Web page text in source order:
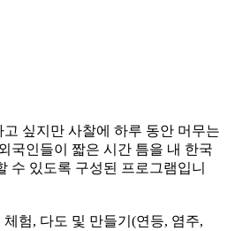
싶지만 사찰에 하루 동안 머무는
국인들이 짧은 시간 틈을 내 한국
수 있도록 구성된 프로그램입니
험, 다도 및 만들기(연등, 염주,